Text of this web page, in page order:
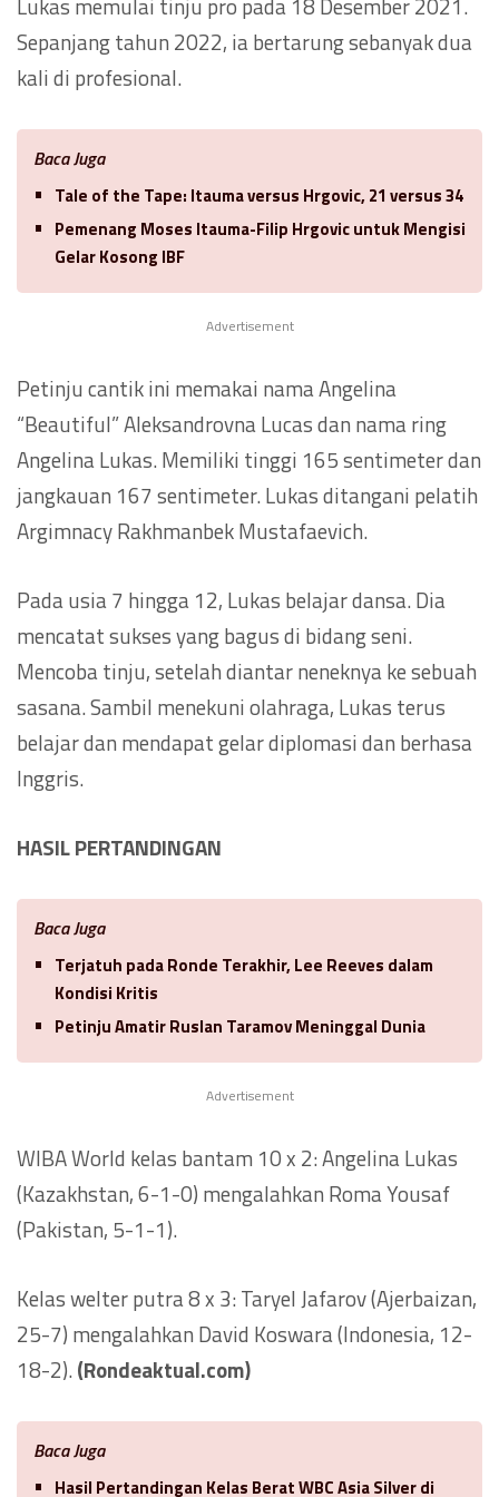
Sepanjang tahun 2022, ia bertarung sebanyak dua
kali di profesional.
Baca Juga
Tale of the Tape: Itauma versus Hrgovic, 21 versus 34
Pemenang Moses Itauma-Filip Hrgovic untuk Mengisi
Gelar Kosong IBF
Advertisement
Petinju cantik ini memakai nama Angelina
“Beautiful” Aleksandrovna Lucas dan nama ring
Angelina Lukas. Memiliki tinggi 165 sentimeter dan
jangkauan 167 sentimeter. Lukas ditangani pelatih
Argimnacy Rakhmanbek Mustafaevich.
Pada usia 7 hingga 12, Lukas belajar dansa. Dia
mencatat sukses yang bagus di bidang seni.
Mencoba tinju, setelah diantar neneknya ke sebuah
sasana. Sambil menekuni olahraga, Lukas terus
belajar dan mendapat gelar diplomasi dan berhasa
Inggris.
HASIL PERTANDINGAN
Baca Juga
Terjatuh pada Ronde Terakhir, Lee Reeves dalam
Kondisi Kritis
Petinju Amatir Ruslan Taramov Meninggal Dunia
Advertisement
WIBA World kelas bantam 10 x 2: Angelina Lukas
(Kazakhstan, 6-1-0) mengalahkan Roma Yousaf
(Pakistan, 5-1-1).
Kelas welter putra 8 x 3: Taryel Jafarov (Ajerbaizan,
25-7) mengalahkan David Koswara (Indonesia, 12-
18-2).(Rondeaktual.com)
Baca Juga
Hasil Pertandingan Kelas Berat WBC Asia Silver di